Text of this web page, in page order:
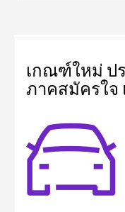
เกณฑ์ใหม่ ป
ภาคสมัครใจ